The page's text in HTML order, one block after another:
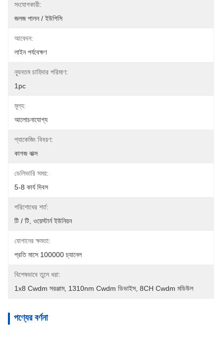
সংযোগকারী:
জলজ পালন / ইউপিসি
আবেদন:
লাইন পর্যবেক্ষণ
ন্যূনতম চাহিদার পরিমাণ:
1pc
মূল্য:
আলোচনাযোগ্য
প্যাকেজিং বিবরণ:
কাগজ বাক্স
ডেলিভারি সময়:
5-8 কার্য দিবস
পরিশোধের শর্ত:
টি / টি, ওয়েস্টার্ন ইউনিয়ন
যোগানের ক্ষমতা:
প্রতি মাসে 100000 চ্যানেল
বিশেষভাবে তুলে ধরা:
1x8 Cwdm সরঞ্জাম, 1310nm Cwdm ডিভাইস 8CH Cwdm মডিউল
পণ্যের বর্ণনা